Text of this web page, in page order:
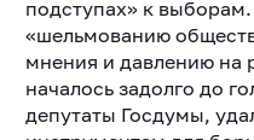
подступах» к
«шельмованию
мнения и давлению на
началось задолго до
депутаты Госдумы,